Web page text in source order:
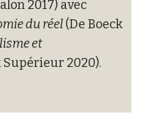
2017) avec
du réel(De Boeck
et
Supérieur 2020).